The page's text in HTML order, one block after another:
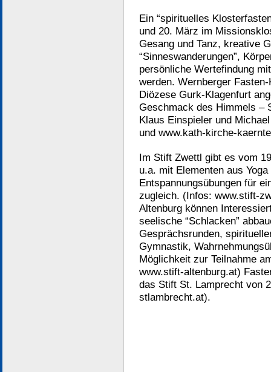
Ein “spirituelles
und 20. März im
Gesang und Tanz, kreative
“Sinneswanderungen”,
persönliche Wertefindung
werden. Wernberger
Diözese Gurk-Klagenfurt
Geschmack des Himmels –
Klaus Einspieler und
und www.kath-kirche-
Im Stift Zwettl gibt es vom
u.a. mit Elementen aus
Entspannungsübungen für
zugleich. (Infos: www.stift-
Altenburg können
seelische “Schlacken”
Gesprächsrunden,
Gymnastik,
Möglichkeit zur Teilnahme
www.stift-altenburg.at)
das Stift St. Lamprecht von
stlambrecht.at).